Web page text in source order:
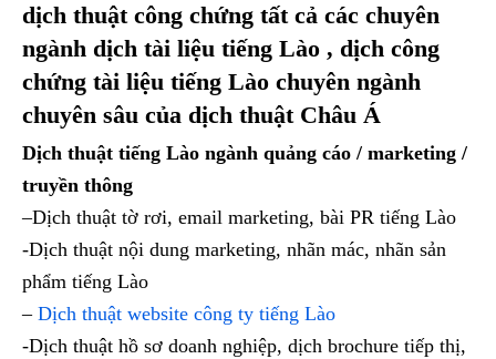
dịch thuật công chứng tất cả các chuyên
ngành dịch tài liệu tiếng Lào , dịch công
chứng tài liệu tiếng Lào chuyên ngành
chuyên sâu của dịch thuật Châu Á
Dịch thuật tiếng Lào ngành quảng cáo / marketing /
truyền thông
–Dịch thuật tờ rơi, email marketing, bài PR tiếng Lào
-Dịch thuật nội dung marketing, nhãn mác, nhãn sản
phẩm tiếng Lào
– Dịch thuật website công ty tiếng Lào
-Dịch thuật hồ sơ doanh nghiệp, dịch brochure tiếp thị,